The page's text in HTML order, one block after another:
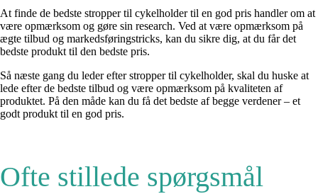
At finde de bedste stropper til cykelholder til en god pris handler om at
være opmærksom og gøre sin research. Ved at være opmærksom på
ægte tilbud og markedsføringstricks, kan du sikre dig, at du får det
bedste produkt til den bedste pris.
Så næste gang du leder efter stropper til cykelholder, skal du huske at
lede efter de bedste tilbud og være opmærksom på kvaliteten af
produktet. På den måde kan du få det bedste af begge verdener – et
godt produkt til en god pris.
Ofte stillede spørgsmål